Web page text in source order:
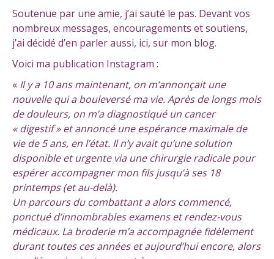
Soutenue par une amie, j’ai sauté le pas. Devant vos
nombreux messages, encouragements et soutiens,
j’ai décidé d’en parler aussi, ici, sur mon blog.
Voici ma publication Instagram :
« Il y a 10 ans maintenant, on m’annonçait une
nouvelle qui a bouleversé ma vie. Après de longs mois
de douleurs, on m’a diagnostiqué un cancer
« digestif » et annoncé une espérance maximale de
vie de 5 ans, en l’état. Il n’y avait qu’une solution
disponible et urgente via une chirurgie radicale pour
espérer accompagner mon fils jusqu’à ses 18
printemps (et au-delà).
Un parcours du combattant a alors commencé,
ponctué d’innombrables examens et rendez-vous
médicaux. La broderie m’a accompagnée fidèlement
durant toutes ces années et aujourd’hui encore, alors